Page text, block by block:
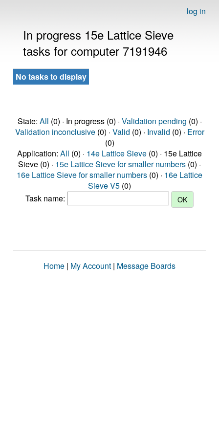
log in
In progress 15e Lattice Sieve
tasks for computer 7191946
No tasks to display
State: All (0) · In progress (0) · Validation pending (0) ·
Validation inconclusive(0) · Valid (0) · Invalid (0) · Error
(0)
Application: All (0) · 14e Lattice Sieve (0) · 15e Lattice
Sieve (0) · 15e Lattice Sieve for smaller numbers (0) ·
16e Lattice Sieve for smaller numbers (0) · 16e Lattice
Sieve V5 (0)
Task name:
Home | My Account | Message Boards